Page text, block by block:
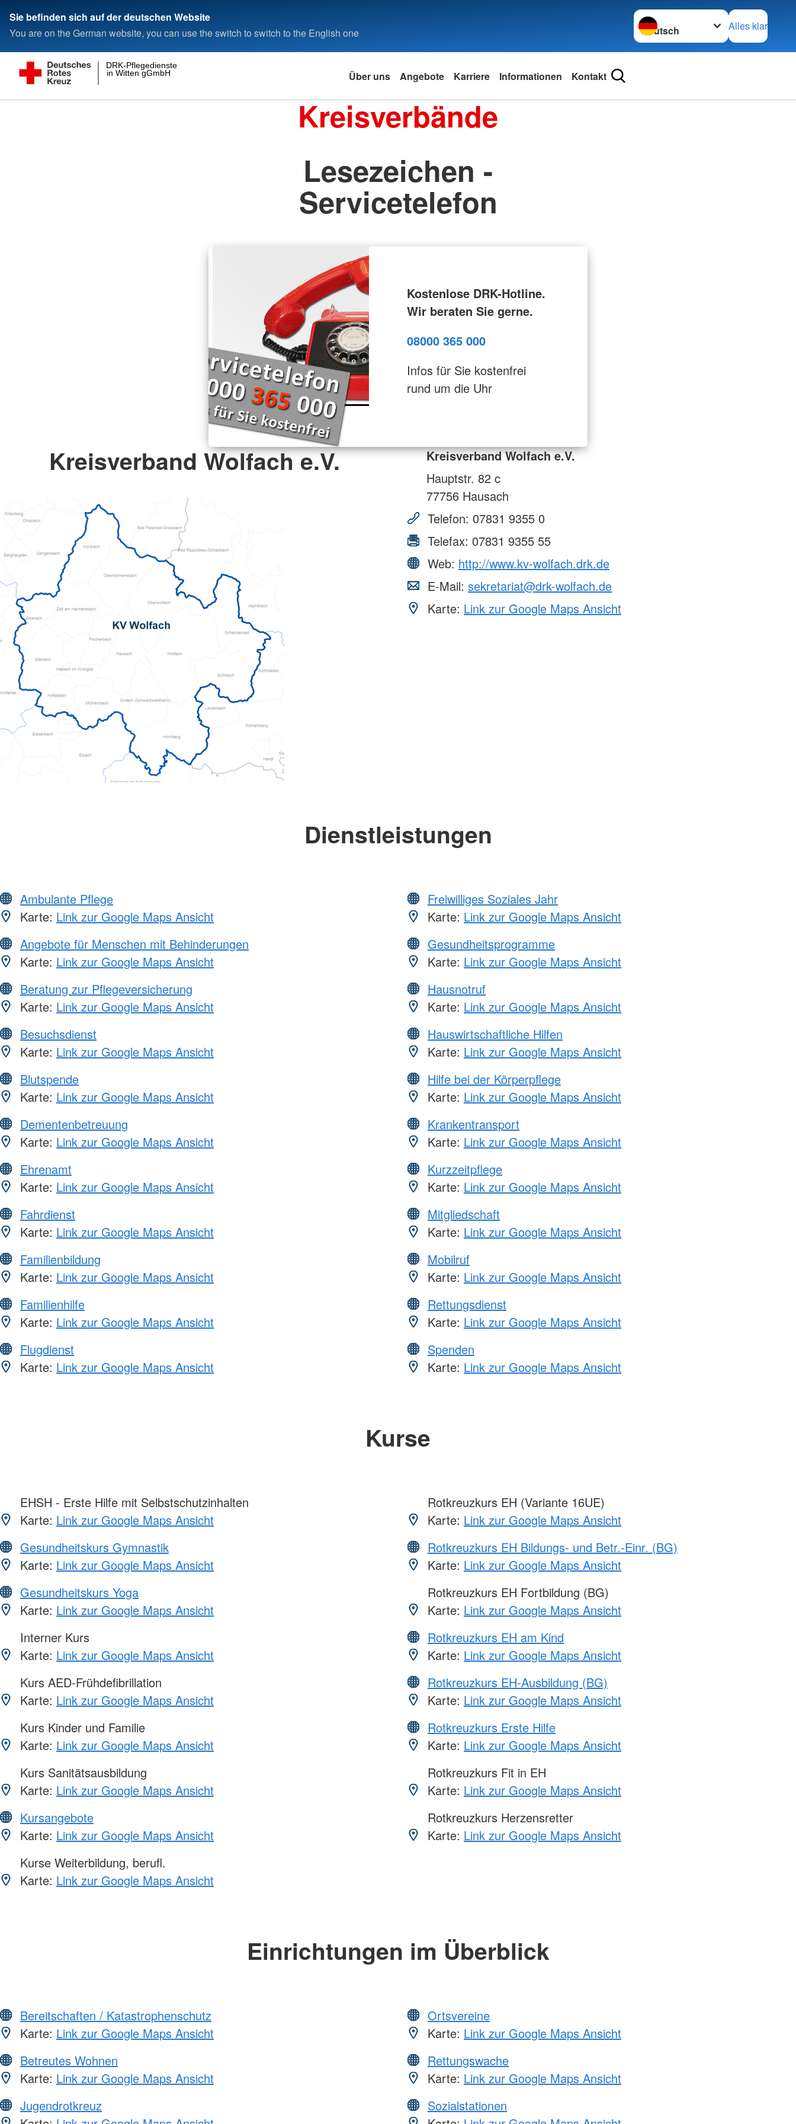
Sie befinden sich auf der deutschen Website
You are on the German website, you can use the switch to switch to the English one
Sprache wechseln zu
Alles klar
in Witten gGmbH
DRK-Pflegedienste
Über uns Angebote Karriere Informationen Kontakt
Kreisverbände
Lesezeichen -
Servicetelefon
Kostenlose DRK-Hotline.
Wir beraten Sie gerne.
08000 365 000
Infos für Sie kostenfrei
rund um die Uhr
Kreisverband Wolfach e.V.
Kreisverband Wolfach e.V.
Hauptstr. 82 c
77756 Hausach
Telefon: 07831 9355 0
Telefax: 07831 9355 55
Web: http://www.kv-wolfach.drk.de
E-Mail: sekretariat@drk-wolfach.de
Karte: Link zur Google Maps Ansicht
Dienstleistungen
Ambulante Pflege
Karte: Link zur Google Maps Ansicht
Angebote für Menschen mit Behinderungen
Karte: Link zur Google Maps Ansicht
Beratung zur Pflegeversicherung
Karte: Link zur Google Maps Ansicht
Besuchsdienst
Karte: Link zur Google Maps Ansicht
Blutspende
Karte: Link zur Google Maps Ansicht
Dementenbetreuung
Karte: Link zur Google Maps Ansicht
Ehrenamt
Karte: Link zur Google Maps Ansicht
Fahrdienst
Karte: Link zur Google Maps Ansicht
Familienbildung
Karte: Link zur Google Maps Ansicht
Familienhilfe
Karte: Link zur Google Maps Ansicht
Flugdienst
Karte: Link zur Google Maps Ansicht
Freiwilliges Soziales Jahr
Karte: Link zur Google Maps Ansicht
Gesundheitsprogramme
Karte: Link zur Google Maps Ansicht
Hausnotruf
Karte: Link zur Google Maps Ansicht
Hauswirtschaftliche Hilfen
Karte: Link zur Google Maps Ansicht
Hilfe bei der Körperpflege
Karte: Link zur Google Maps Ansicht
Krankentransport
Karte: Link zur Google Maps Ansicht
Kurzzeitpflege
Karte: Link zur Google Maps Ansicht
Mitgliedschaft
Karte: Link zur Google Maps Ansicht
Mobilruf
Karte: Link zur Google Maps Ansicht
Rettungsdienst
Karte: Link zur Google Maps Ansicht
Spenden
Karte: Link zur Google Maps Ansicht
Kurse
EHSH - Erste Hilfe mit Selbstschutzinhalten
Karte: Link zur Google Maps Ansicht
Gesundheitskurs Gymnastik
Karte: Link zur Google Maps Ansicht
Gesundheitskurs Yoga
Karte: Link zur Google Maps Ansicht
Interner Kurs
Karte: Link zur Google Maps Ansicht
Kurs AED-Frühdefibrillation
Karte: Link zur Google Maps Ansicht
Kurs Kinder und Familie
Karte: Link zur Google Maps Ansicht
Kurs Sanitätsausbildung
Karte: Link zur Google Maps Ansicht
Kursangebote
Karte: Link zur Google Maps Ansicht
Kurse Weiterbildung, berufl.
Karte: Link zur Google Maps Ansicht
Rotkreuzkurs EH (Variante 16UE)
Karte: Link zur Google Maps Ansicht
Rotkreuzkurs EH Bildungs- und Betr.-Einr. (BG)
Karte: Link zur Google Maps Ansicht
Rotkreuzkurs EH Fortbildung (BG)
Karte: Link zur Google Maps Ansicht
Rotkreuzkurs EH am Kind
Karte: Link zur Google Maps Ansicht
Rotkreuzkurs EH-Ausbildung (BG)
Karte: Link zur Google Maps Ansicht
Rotkreuzkurs Erste Hilfe
Karte: Link zur Google Maps Ansicht
Rotkreuzkurs Fit in EH
Karte: Link zur Google Maps Ansicht
Rotkreuzkurs Herzensretter
Karte: Link zur Google Maps Ansicht
Einrichtungen im Überblick
Bereitschaften / Katastrophenschutz
Karte: Link zur Google Maps Ansicht
Betreutes Wohnen
Karte: Link zur Google Maps Ansicht
Jugendrotkreuz
Ortsvereine
Karte: Link zur Google Maps Ansicht
Rettungswache
Karte: Link zur Google Maps Ansicht
Sozialstationen